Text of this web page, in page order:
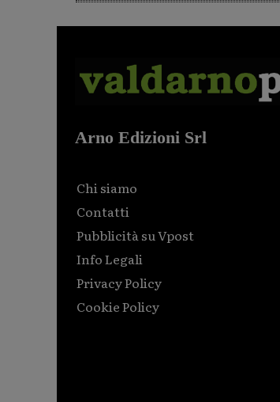
Arno Edizioni Srl
Chi siamo
Contatti
Pubblicità su Vpost
Info Legali
Privacy Policy
Cookie Policy